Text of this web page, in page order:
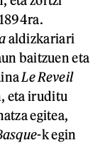
aldizkariari
baitzuen eta
Le Reveil
eta iruditu
egitea,
-k egin